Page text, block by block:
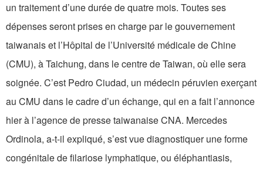
un traitement d’une durée de quatre mois. Toutes ses
dépenses seront prises en charge par le gouvernement
taiwanais et l’Hôpital de l’Université médicale de Chine
(CMU), à Taichung, dans le centre de Taiwan, où elle sera
soignée. C’est Pedro Ciudad, un médecin péruvien exerçant
au CMU dans le cadre d’un échange, qui en a fait l’annonce
hier à l’agence de presse taiwanaise CNA. Mercedes
Ordinola, a-t-il expliqué, s’est vue diagnostiquer une forme
congénitale de filariose lymphatique, ou éléphantiasis,